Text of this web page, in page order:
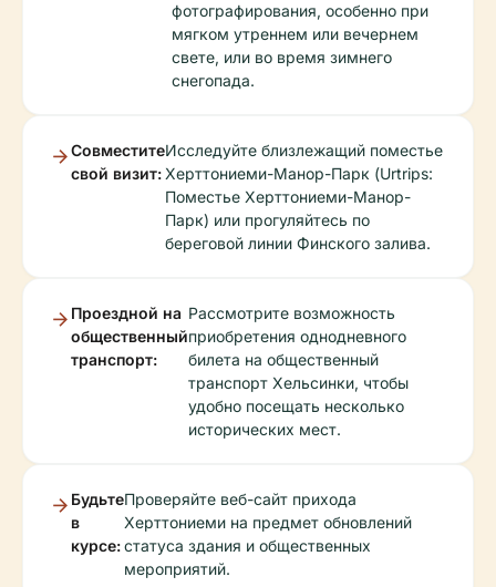
фотографирования, особенно при
мягком утреннем или вечернем
свете, или во время зимнего
снегопада.
Совместите
свой визит:
Исследуйте близлежащий поместье
Херттониеми-Манор-Парк (Urtrips:
Поместье Херттониеми-Манор-
Парк) или прогуляйтесь по
береговой линии Финского залива.
Проездной на
общественный
транспорт:
Рассмотрите возможность
приобретения однодневного
билета на общественный
транспорт Хельсинки, чтобы
удобно посещать несколько
исторических мест.
Будьте
в
курсе:
Проверяйте веб-сайт прихода
Херттониеми на предмет обновлений
статуса здания и общественных
мероприятий.